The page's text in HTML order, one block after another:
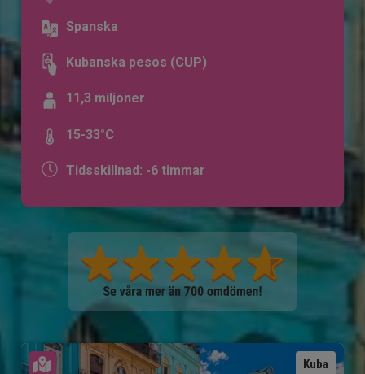
Spanska
Kubanska pesos (CUP)
11,3 miljoner
15-33°C
Tidsskillnad: -6 timmar
Kuba
Se karta